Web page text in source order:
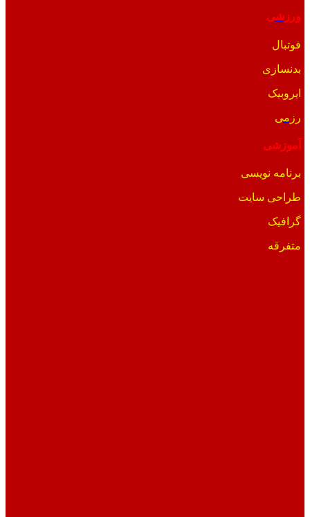
ورزشی
فوتبال
بدنسازی
ایروبیک
رزمی
آموزشی
برنامه نویسی
طراحی سایت
گرافیک
متفرقه